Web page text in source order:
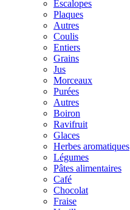
Escalopes
Plaques
Autres
Coulis
Entiers
Grains
Jus
Morceaux
Purées
Autres
Boiron
Ravifruit
Glaces
Herbes aromatiques
Légumes
Pâtes alimentaires
Café
Chocolat
Fraise